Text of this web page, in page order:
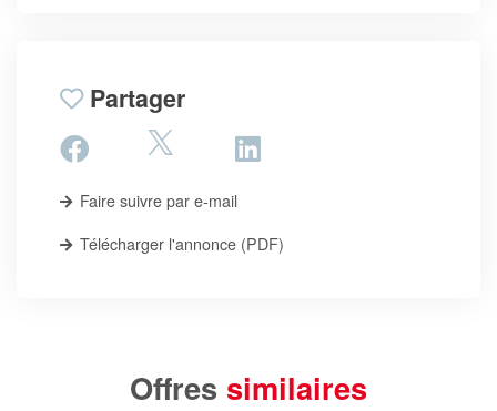
Partager
Faire suivre par e-mail
Télécharger l'annonce (PDF)
Offres similaires